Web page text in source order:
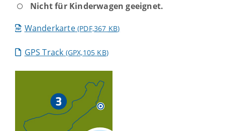
Nicht für Kinderwagen geeignet.
Wanderkarte(PDF,367 KB)
GPS Track (GPX,105 KB)